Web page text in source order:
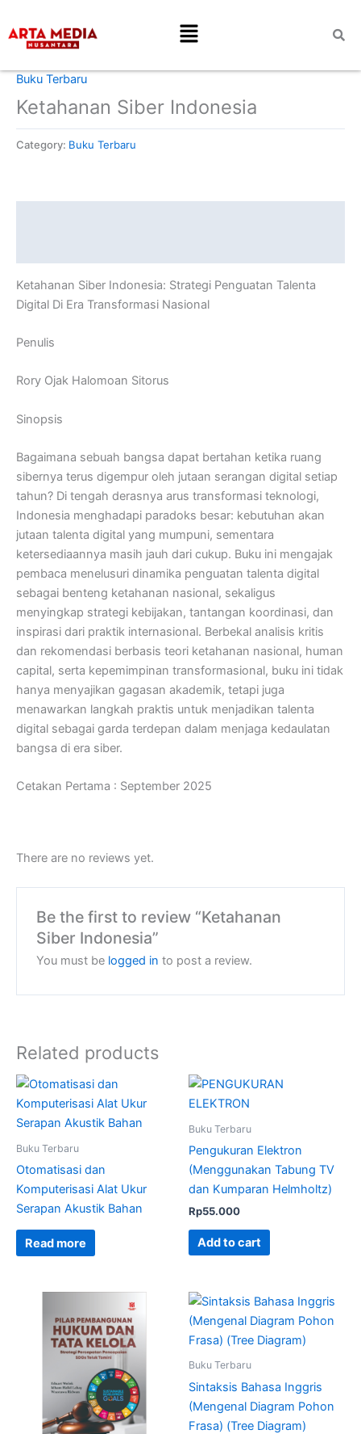
content
Menu
Home/Buku Terbaru
Buku Terbaru
Ketahanan Siber Indonesia
Category: Buku Terbaru
Ketahanan Siber Indonesia: Strategi Penguatan Talenta
Digital Di Era Transformasi Nasional
Penulis
Rory Ojak Halomoan Sitorus
Sinopsis
Bagaimana sebuah bangsa dapat bertahan ketika ruang
sibernya terus digempur oleh jutaan serangan digital setiap
tahun? Di tengah derasnya arus transformasi teknologi,
Indonesia menghadapi paradoks besar: kebutuhan akan
jutaan talenta digital yang mumpuni, sementara
ketersediaannya masih jauh dari cukup. Buku ini mengajak
pembaca menelusuri dinamika penguatan talenta digital
sebagai benteng ketahanan nasional, sekaligus
menyingkap strategi kebijakan, tantangan koordinasi, dan
inspirasi dari praktik internasional. Berbekal analisis kritis
dan rekomendasi berbasis teori ketahanan nasional, human
capital, serta kepemimpinan transformasional, buku ini tidak
hanya menyajikan gagasan akademik, tetapi juga
menawarkan langkah praktis untuk menjadikan talenta
digital sebagai garda terdepan dalam menjaga kedaulatan
bangsa di era siber.
Cetakan Pertama : September 2025
There are no reviews yet.
Be the first to review “Ketahanan
Siber Indonesia”
You must be logged in to post a review.
Related products
Buku Terbaru
Otomatisasi dan
Komputerisasi Alat Ukur
Serapan Akustik Bahan
Read more
Buku Terbaru
Pengukuran Elektron
(Menggunakan Tabung TV
dan Kumparan Helmholtz)
Rp55.000
Add to cart
Buku Terbaru
Sintaksis Bahasa Inggris
(Mengenal Diagram Pohon
Frasa) (Tree Diagram)